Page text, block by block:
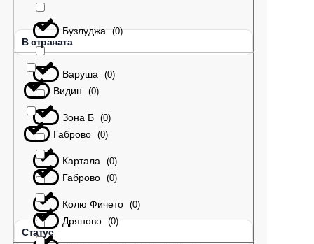
Бузлуджа (0)
Варуша (0)
Зона Б (0)
Картала (0)
Колю Фичето (0)
В страната
Видин (0)
Габрово (0)
Габрово (0)
Дряново (0)
Статус